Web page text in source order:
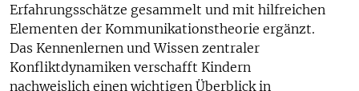
Erfahrungsschätze gesammelt und mit hilfreichen
Elementen der Kommunikationstheorie ergänzt.
Das Kennenlernen und Wissen zentraler
Konfliktdynamiken verschafft Kindern
nachweislich einen wichtigen Überblick in